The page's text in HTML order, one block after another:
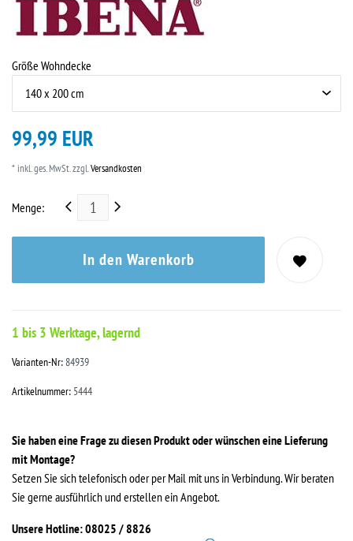
Größe Wohndecke
99,99 EUR
* inkl. ges. MwSt. zzgl.Versandkosten
Menge:
In den Warenkorb
1 bis 3 Werktage, lagernd
Varianten-Nr:84939
Artikelnummer: 5444
Sie haben eine Frage zu diesen Produkt oder wünschen eine Lieferung
mit Montage?
Setzen Sie sich telefonisch oder per Mail mit uns in Verbindung. Wir beraten
Sie gerne ausführlich und erstellen ein Angebot.
Unsere Hotline: 08025 / 8826